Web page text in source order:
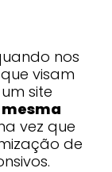
nos
visam
site
vez que
de